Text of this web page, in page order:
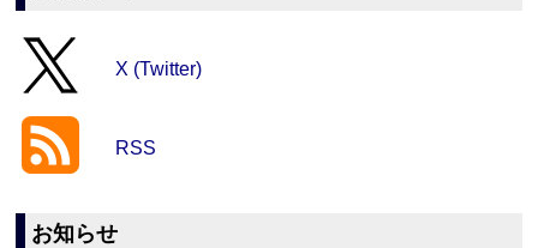
X (Twitter)
RSS
お知らせ